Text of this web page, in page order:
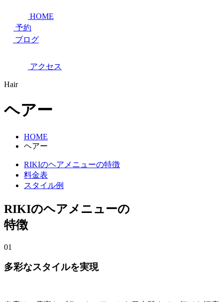
HOME
予約
ブログ
アクセス
Hair
ヘアー
HOME
ヘアー
RIKIのヘアメニューの特徴
料金表
スタイル例
RIKIのヘアメニューの
特徴
01
多彩なスタイルを実現